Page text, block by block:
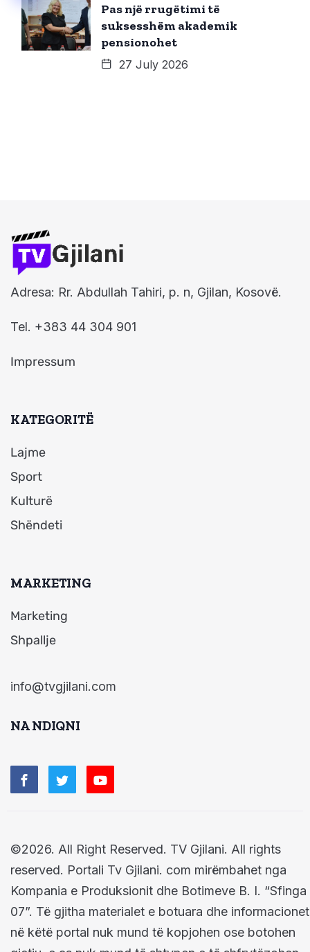
Pas një rrugëtimi të
suksesshëm akademik
pensionohet
27 July 2026
Adresa: Rr. Abdullah Tahiri, p. n, Gjilan, Kosovë.
Tel. +383 44 304 901
Impressum
KATEGORITË
Lajme
Sport
Kulturë
Shëndeti
MARKETING
Marketing
Shpallje
info@tvgjilani.com
NA NDIQNI
©2026. All Right Reserved. TV Gjilani. All rights
reserved. Portali Tv Gjilani. com mirëmbahet nga
Kompania e Produksionit dhe Botimeve B. I. “Sfinga
07”. Të gjitha materialet e botuara dhe informacionet
në këtë portal nuk mund të kopjohen ose botohen